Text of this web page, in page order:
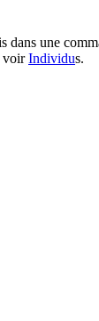
une
voirIndividus.